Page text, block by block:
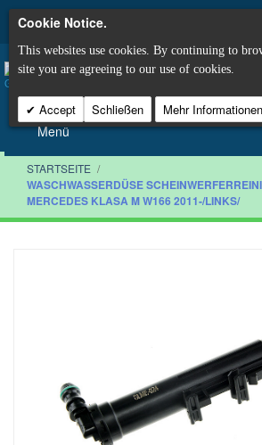
Menü
STARTSEITE /
WASCHWASSERDÜSE
MERCEDES KLASA M W166 2011-/LINKS/
Cookie Notice.
This websites use cookies. By continuing to
site you are agreeing to our use of cookies.
Accept Schließen Mehr Informationen